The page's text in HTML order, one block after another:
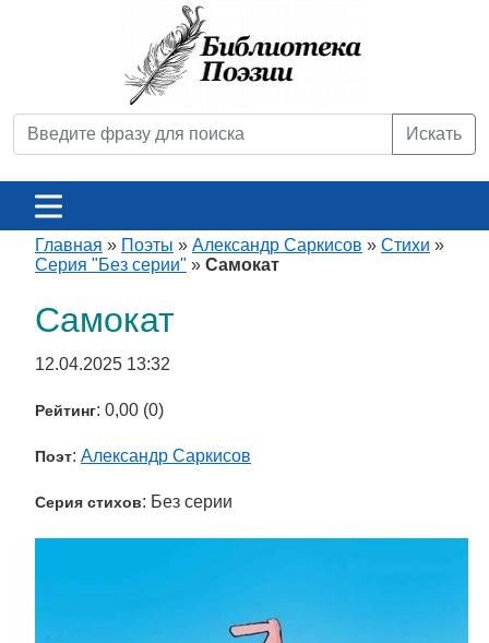
Искать
Главная » Поэты » Александр Саркисов » Стихи »
Серия "Без серии" » Самокат
Самокат
12.04.2025 13:32
Рейтинг: 0,00 (0)
Поэт: Александр Саркисов
Серия стихов: Без серии